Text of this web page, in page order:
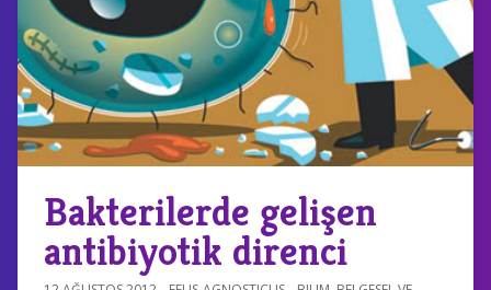
Bakterilerde gelişen
antibiyotik direnci